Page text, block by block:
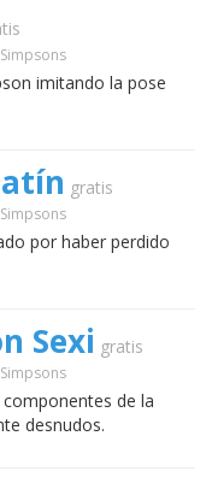
imitando la pose
gratis
por haber perdido
Sexi gratis
de la
desnudos.